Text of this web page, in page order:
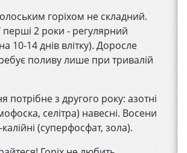
горіхом не складний.
2 роки - регулярний
10-14 днів влітку). Доросле
поливу лише при тривалій
потрібне з другого року: азотні
селітра) навесні. Восени
(суперфосфат, зола).